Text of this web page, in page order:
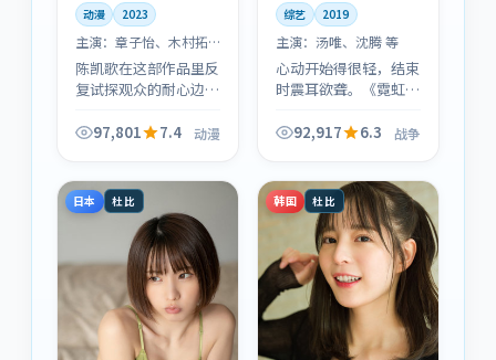
动漫 2023
主演： 章子怡、木村拓
哉 等
陈凯歌在这部作品里反
复试探观众的耐心边
抛来，直到终场灯亮
97,801 7.4 动漫
综艺 2019
主演： 汤唯、沈腾 等
心动开始得很轻，结束
时震耳欲聋。《霓虹档
「不浪漫」——也因此
92,917 6.3 战争
日本 杜比 韩国 杜比